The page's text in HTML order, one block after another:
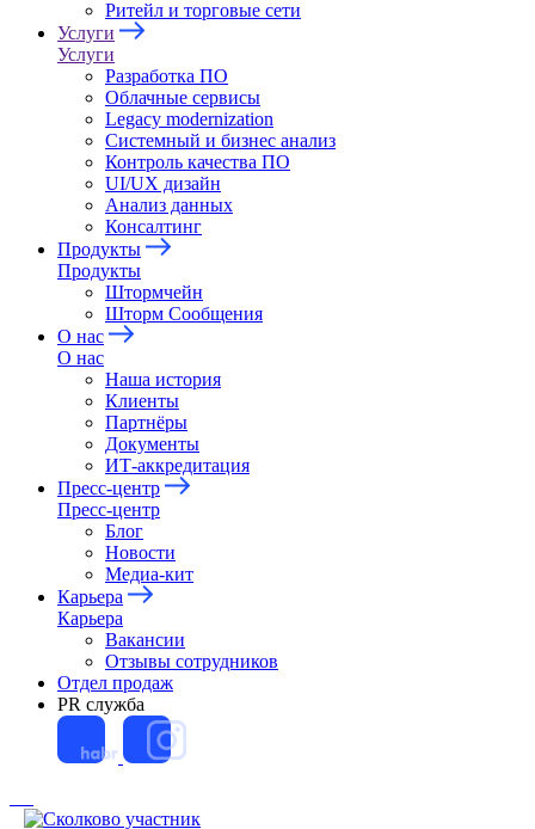
Ритейл и торговые сети
Услуги
Услуги
Разработка ПО
Облачные сервисы
Legacy modernization
Системный и бизнес анализ
Контроль качества ПО
UI/UX дизайн
Анализ данных
Консалтинг
Продукты
Продукты
Штормчейн
Шторм Сообщения
О нас
О нас
Наша история
Клиенты
Партнёры
Документы
ИТ-аккредитация
Пресс-центр
Пресс-центр
Блог
Новости
Медиа-кит
Карьера
Карьера
Вакансии
Отзывы сотрудников
Отдел продаж
PR служба